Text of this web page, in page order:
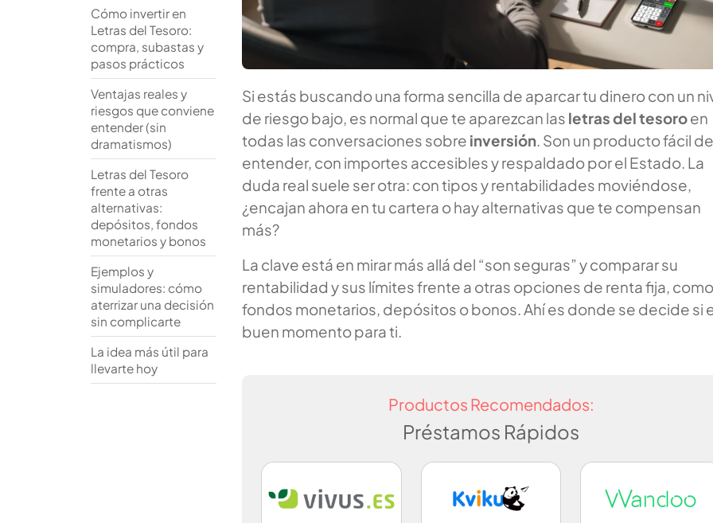
Si estás buscando una forma sencilla de aparcar tu dinero con un
de riesgo bajo, es normal que te aparezcan las letras del tesoroen
todas las conversaciones sobre inversión. Son un producto fácil de
entender, con importes accesibles y respaldado por el Estado. La
duda real suele ser otra: con tipos y rentabilidades moviéndose,
¿encajan ahora en tu cartera o hay alternativas que te compensan
más?
La clave está en mirar más allá del “son seguras” y comparar su
rentabilidad y sus límites frente a otras opciones de renta fija, como
fondos monetarios, depósitos o bonos. Ahí es donde se decide si
buen momento para ti.
Productos Recomendados:
Préstamos Rápidos
Cómo invertir en
Letras del Tesoro:
compra, subastas y
pasos prácticos
Ventajas reales y
riesgos que conviene
entender (sin
dramatismos)
Letras del Tesoro
frente a otras
alternativas:
depósitos, fondos
monetarios y bonos
Ejemplos y
simuladores: cómo
aterrizar una decisión
sin complicarte
La idea más útil para
llevarte hoy